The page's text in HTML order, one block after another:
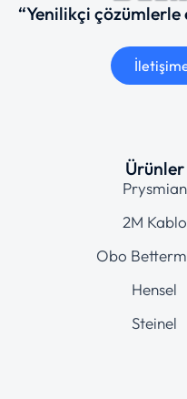
“Yenilikçi
Ürünler
Prysmian
2M Kablo
Obo
Hensel
Steinel